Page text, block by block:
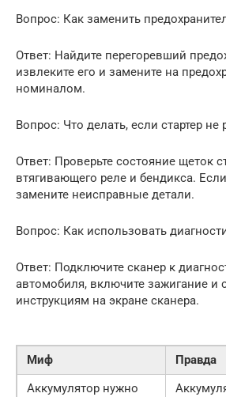
Вопрос: Как заменить
Ответ: Найдите перегоревший
извлеките его и замените на
номиналом.
Вопрос: Что делать, если стартер не
Ответ: Проверьте состояние щеток
втягивающего реле и бендикса.
замените неисправные детали.
Вопрос: Как использовать
Ответ: Подключите сканер к
автомобиля, включите зажигание и
инструкциям на экране сканера.
Миф
Правда
Аккумулятор нужно